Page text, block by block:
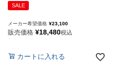
SALE
メーカー希望価格 ¥23,100
販売価格 ¥18,480税込
カートに入れる